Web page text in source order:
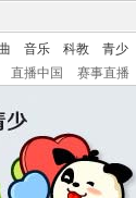
音乐 科教 青少
直播中国 赛事直播